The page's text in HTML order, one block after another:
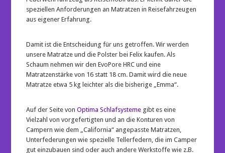
speziellen Anforderungen an Matratzen in Reisefahrzeugen
aus eigener Erfahrung.
Damit ist die Entscheidung für uns getroffen. Wir werden
unsere Matratze und die Polster bei Felix kaufen. Als
Schaum nehmen wir den EvoPore HRC und eine
Matratzenstärke von 16 statt 18 cm. Damit wird die neue
Matratze etwa 5 kg leichter als die bisherige „Emma“.
Auf der Seite vonOptima Schlafsysteme gibt es eine
Vielzahl von vorgefertigten und an die Konturen von
Campern wie dem „California“ angepasste Matratzen,
Unterfederungen wie spezielle Tellerfedern, die im Camper
gut einzubauen sind oder auch andere Werkstoffe wie z.B.